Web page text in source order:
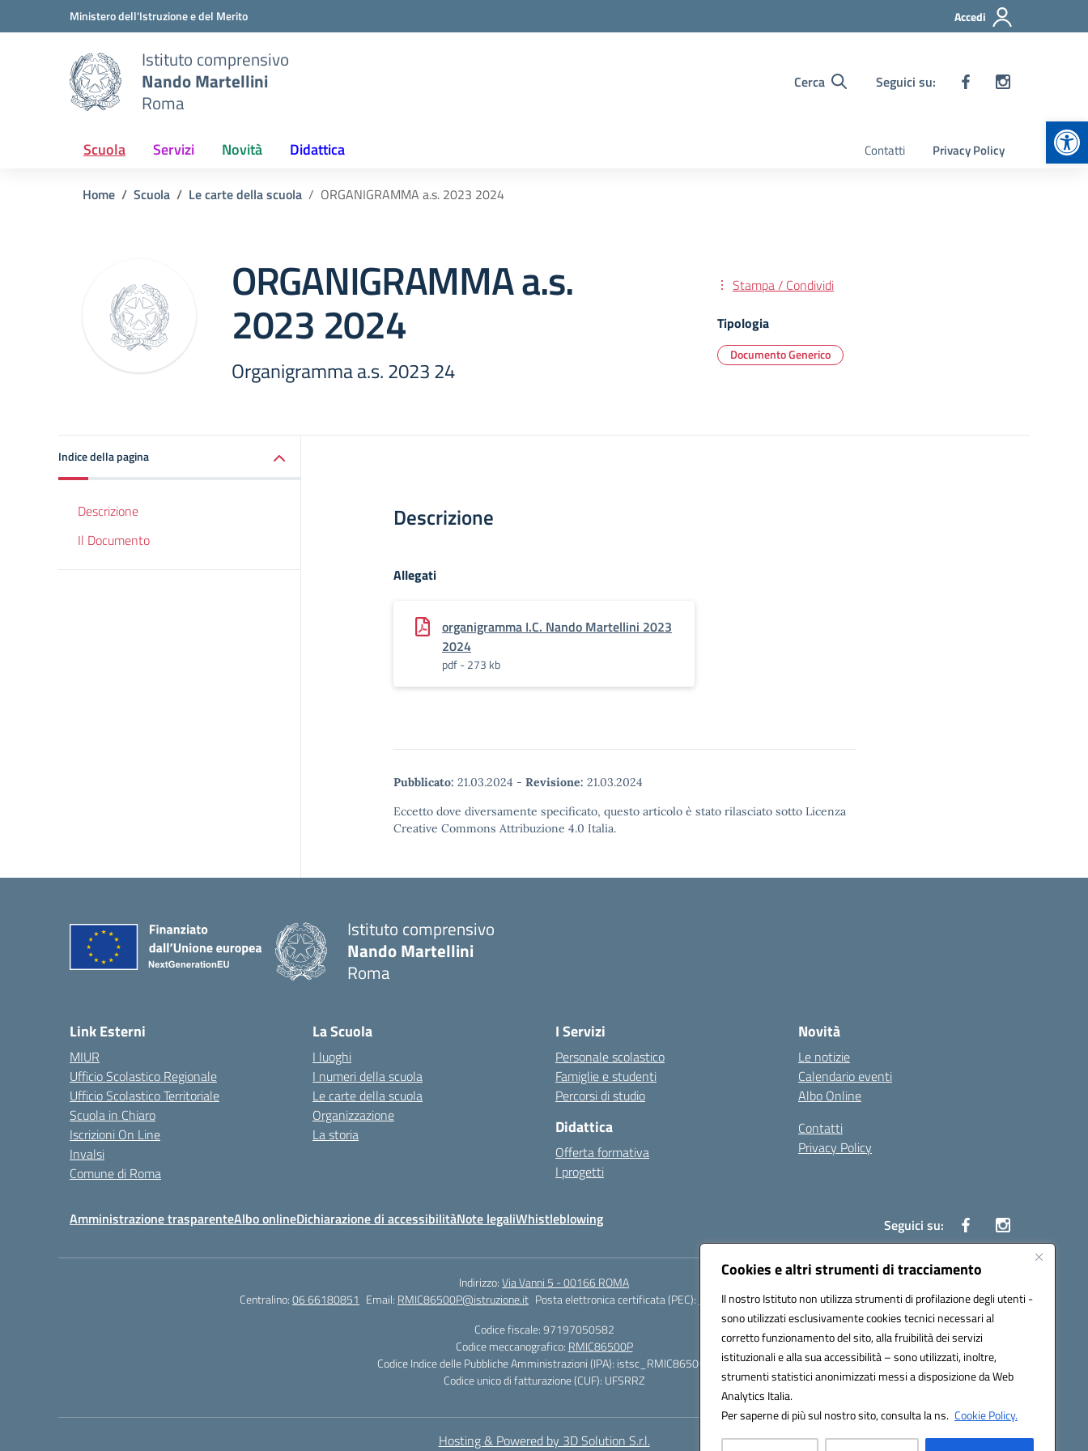
Cookies e altri strumenti di tracciamento
Il nostro Istituto non utilizza strumenti di profilazione degli utenti -
sono utilizzati esclusivamente cookies tecnici necessari al
corretto funzionamento del sito, alla fruibilità dei servizi
istituzionali e alla sua accessibilità – sono utilizzati, inoltre,
strumenti statistici anonimizzati messi a disposizione da Web
Analytics Italia.
Per saperne di più sul nostro sito, consulta la ns. Cookie Policy.
Vai ai contenuti
Vai al menu di navigazioneMinistero dell'Istruzione e del Merito Accedi
Istituto comprensivo
Nando Martellini
Roma
Cerca Seguici su:
Scuola Servizi Novità Didattica Contatti Privacy Policy
Home Scuola Le carte della scuola ORGANIGRAMMA a.s. 2023 2024
ORGANIGRAMMA a.s.
2023 2024
Organigramma a.s. 2023 24
Stampa / Condividi
Tipologia
Documento Generico
Indice della pagina
Descrizione
Il Documento
Descrizione
Allegati
organigramma I.C. Nando Martellini 2023
2024
pdf - 273 kb
Pubblicato: 21.03.2024 - Revisione: 21.03.2024
Eccetto dove diversamente specificato, questo articolo è stato rilasciato sotto Licenza
Creative Commons Attribuzione 4.0 Italia.
Istituto comprensivo
Nando Martellini
Roma
Link Esterni
MIUR
Ufficio Scolastico Regionale
Ufficio Scolastico Territoriale
Scuola in Chiaro
Iscrizioni On Line
Invalsi
Comune di Roma
La Scuola
I luoghi
I numeri della scuola
Le carte della scuola
Organizzazione
La storia
I Servizi
Personale scolastico
Famiglie e studenti
Percorsi di studio
Didattica
Offerta formativa
I progetti
Novità
Le notizie
Calendario eventi
Albo Online
Contatti
Privacy Policy
Amministrazione trasparenteAlbo onlineDichiarazione di accessibilitàNote legaliWhistleblowing Seguici su:
Indirizzo:Via Vanni 5 - 00166 ROMA
Centralino:06 66180851 Email: RMIC86500P@istruzione.it Posta elettronica certificata (PEC):
RMIC86500P@pec.istruzione.it
Codice fiscale: 97197050582
Codice meccanografico: RMIC86500P
Codice Indice delle Pubbliche Amministrazioni (IPA): istsc_RMIC86500P
Codice unico di fatturazione (CUF): UFSRRZ
Hosting & Powered by 3D Solution S.r.l.